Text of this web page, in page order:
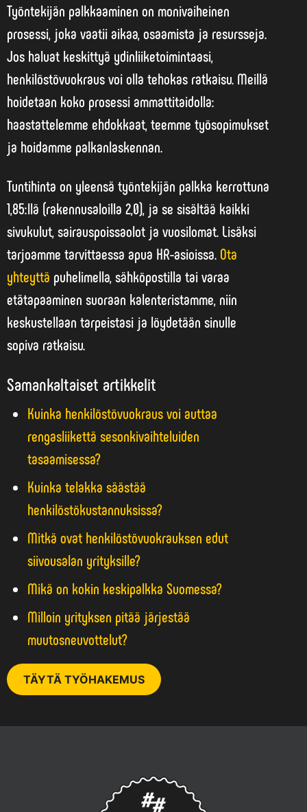
Työntekijän palkkaaminen on monivaiheinen
prosessi, joka vaatii aikaa, osaamista ja resursseja.
Jos haluat keskittyä ydinliiketoimintaasi,
henkilöstövuokraus voi olla tehokas ratkaisu. Meillä
hoidetaan koko prosessi ammattitaidolla:
haastattelemme ehdokkaat, teemme työsopimukset
ja hoidamme palkanlaskennan.
Tuntihinta on yleensä työntekijän palkka kerrottuna
1,85:llä (rakennusaloilla 2,0), ja se sisältää kaikki
sivukulut, sairauspoissaolot ja vuosilomat. Lisäksi
tarjoamme tarvittaessa apua HR-asioissa. Ota
yhteyttä puhelimella, sähköpostilla taivaraa
etätapaaminen suoraan kalenteristamme, niin
keskustellaan tarpeistasi ja löydetään sinulle
sopiva ratkaisu.
Samankaltaiset artikkelit
Kuinka henkilöstövuokraus voi auttaa
rengasliikettä sesonkivaihteluiden
tasaamisessa?
Kuinka telakka säästää
henkilöstökustannuksissa?
Mitkä ovat henkilöstövuokrauksen edut
siivousalan yrityksille?
Mikä on kokin keskipalkka Suomessa?
Milloin yrityksen pitää järjestää
muutosneuvottelut?
TÄYTÄ TYÖHAKEMUS